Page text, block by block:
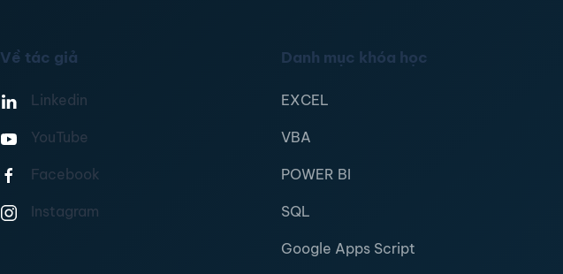
Về tác giả
Linkedin
YouTube
Facebook
Instagram
Danh mục khóa học
EXCEL
VBA
POWER BI
SQL
Google Apps Script